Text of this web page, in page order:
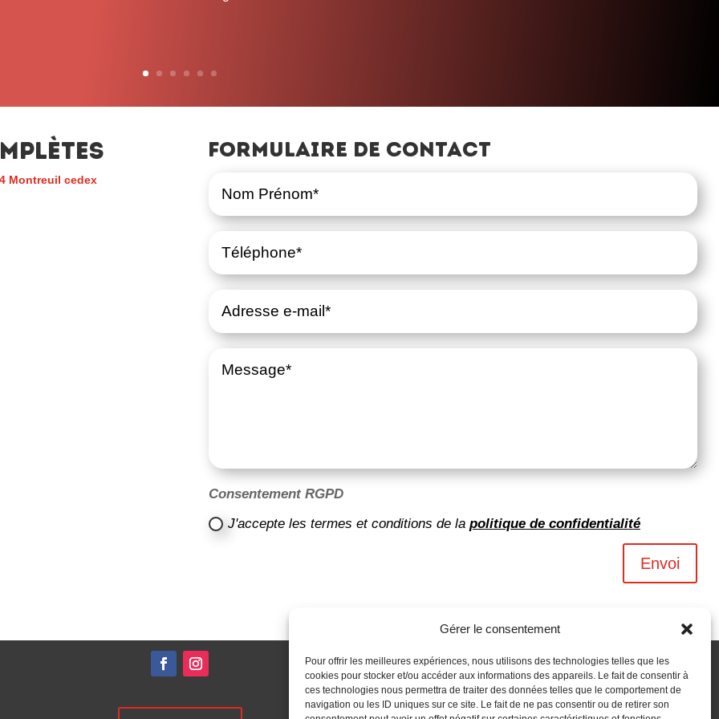
Gérer le consentement
Pour offrir les meilleures expériences, nous utilisons des technologies telles que les
cookies pour stocker et/ou accéder aux informations des appareils. Le fait de consentir à
ces technologies nous permettra de traiter des données telles que le comportement de
navigation ou les ID uniques sur ce site. Le fait de ne pas consentir ou de retirer son
Montreuil cedex
Formulaire de contact
Consentement RGPD
J'accepte les termes et conditions de la politique de confidentialité
Envoi